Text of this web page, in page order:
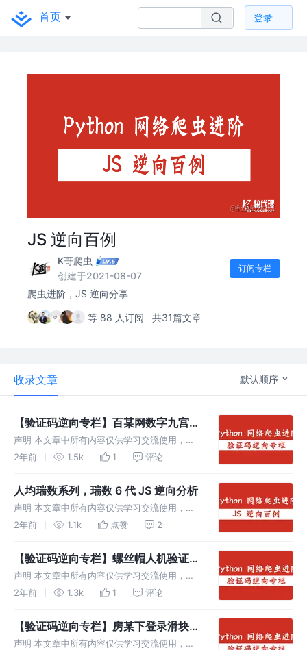
首页 登录
JS 逆向百例
K哥爬虫
创建于2021-08-07
订阅专栏
爬虫进阶，JS 逆向分享
等 88 人订阅 共31篇文章
收录文章 默认顺序
【验证码逆向专栏】百某网数字九宫格
验证码逆向分析
声明 本文章中所有内容仅供学习交流使用，不
用于其他任何目的，不提供完整代码，抓包内
禁用于商业用途和非法用途，否则由此产生的一
切后果均与作者无关！ 本文章未经许
2年前 1.5k 1 评论
人均瑞数系列，瑞数 6 代 JS 逆向分析
声明 本文章中所有内容仅供学习交流使用，不
用于其他任何目的，不提供完整代码，抓包内
禁用于商业用途和非法用途，否则由此产生的一
切后果均与作者无关！ 本文章未经许
2年前 1.1k 点赞 2
【验证码逆向专栏】螺丝帽人机验证逆
向分析
声明 本文章中所有内容仅供学习交流使用，不
用于其他任何目的，不提供完整代码，抓包内
禁用于商业用途和非法用途，否则由此产生的一
切后果均与作者无关！ 本文章未经许
2年前 1.3k 1 评论
【验证码逆向专栏】房某下登录滑块逆
向分析
声明 本文章中所有内容仅供学习交流使用，不